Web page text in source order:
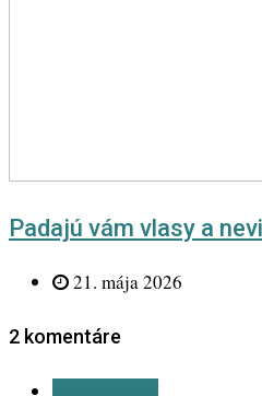
Padajú vám vlasy a
21. mája 2026
2 komentáre